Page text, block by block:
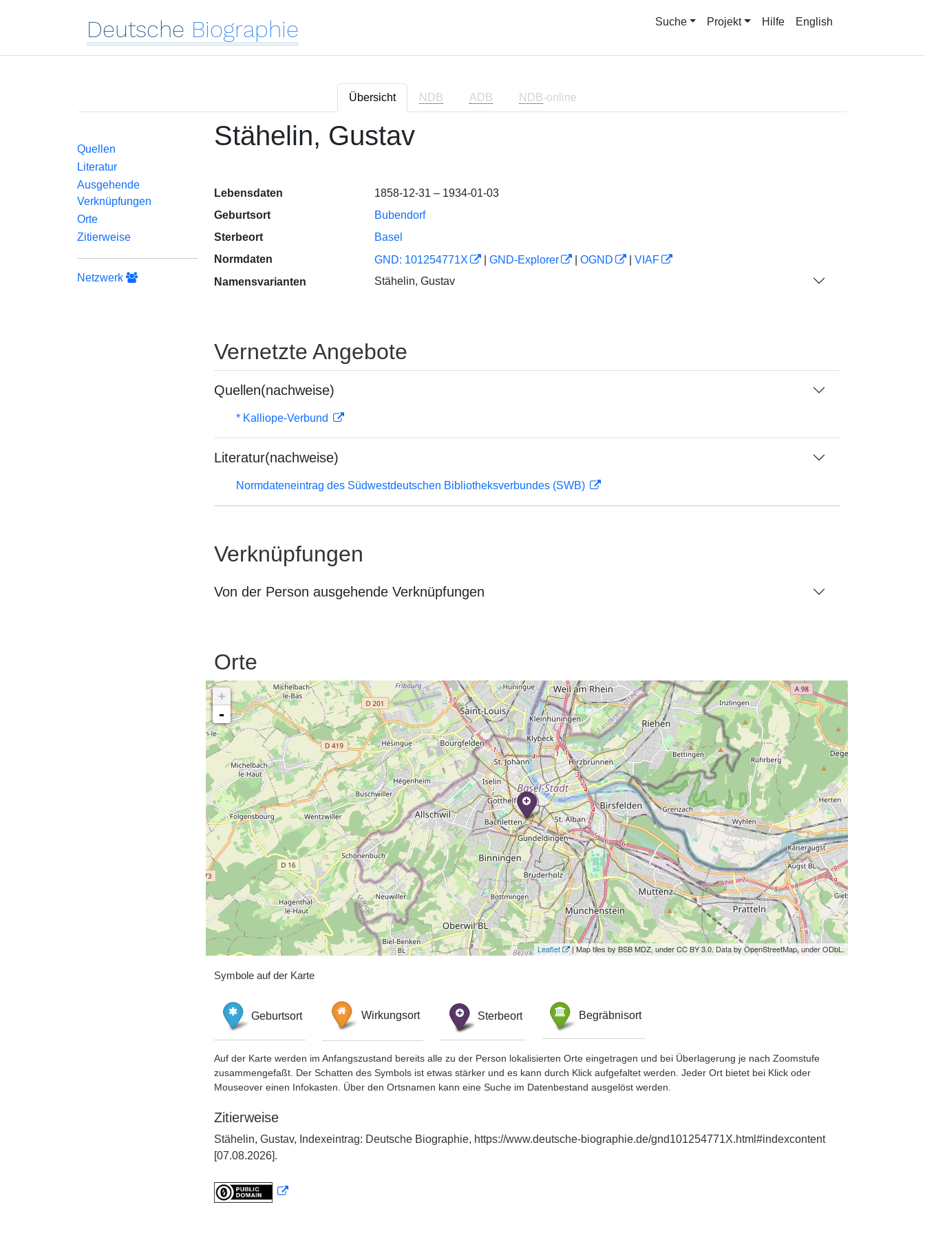
Deutsche Biographie Suche Projekt Hilfe English
Übersicht NDB ADB NDB-online
Quellen
Literatur
Ausgehende
Verknüpfungen
Orte
Zitierweise
Netzwerk
Stähelin, Gustav
Lebensdaten
1858-12-31 – 1934-01-03
Geburtsort
Bubendorf
Sterbeort
Basel
Normdaten
GND: 101254771X GND-Explorer OGND
VIAF
Namensvarianten
Stähelin, Gustav
Vernetzte Angebote
Quellen(nachweise)
* Kalliope-Verbund
Literatur(nachweise)
Normdateneintrag des Südwestdeutschen Bibliotheksverbundes (SWB)
Verknüpfungen
Von der Person ausgehende Verknüpfungen
Orte
+
-
Leaflet | Map tiles by BSB MDZ, under CC BY 3.0. Data by OpenStreetMap, under ODbL.
Symbole auf der Karte
Geburtsort Wirkungsort Sterbeort Begräbnisort
Auf der Karte werden im Anfangszustand bereits alle zu der Person lokalisierten Orte eingetragen und bei Überlagerung je nach Zoomstufe
zusammengefaßt. Der Schatten des Symbols ist etwas stärker und es kann durch Klick aufgefaltet werden. Jeder Ort bietet bei Klick oder
Mouseover einen Infokasten. Über den Ortsnamen kann eine Suche im Datenbestand ausgelöst werden.
Zitierweise
Stähelin, Gustav, Indexeintrag: Deutsche Biographie, https://www.deutsche-biographie.de/gnd101254771X.html#indexcontent
[07.08.2026].